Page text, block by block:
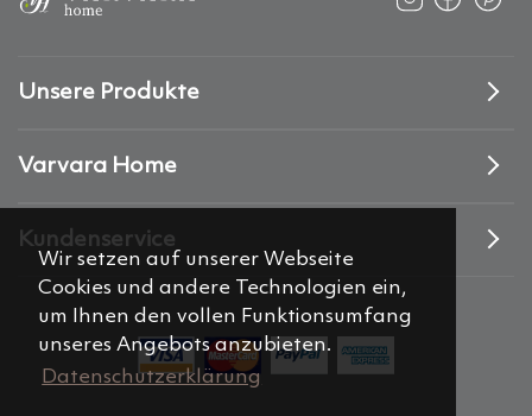
Wir setzen auf unserer Webseite
Cookies und andere Technologien ein,
um Ihnen den vollen Funktionsumfang
unseres Angebots anzubieten.
Datenschutzerklärung
Unsere Produkte
Varvara Home
Kundenservice